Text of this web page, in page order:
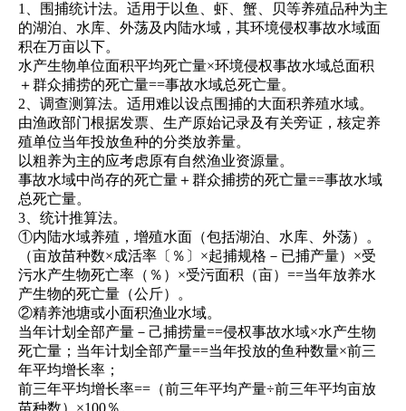
1、围捕统计法。适用于以鱼、虾、蟹、贝等养殖品种为主
的湖泊、水库、外荡及内陆水域，其环境侵权事故水域面
积在万亩以下。
水产生物单位面积平均死亡量×环境侵权事故水域总面积
＋群众捕捞的死亡量==事故水域总死亡量。
2、调查测算法。适用难以设点围捕的大面积养殖水域。
由渔政部门根据发票、生产原始记录及有关旁证，核定养
殖单位当年投放鱼种的分类放养量。
以粗养为主的应考虑原有自然渔业资源量。
事故水域中尚存的死亡量＋群众捕捞的死亡量==事故水域
总死亡量。
3、统计推算法。
①内陆水域养殖，增殖水面（包括湖泊、水库、外荡）。
（亩放苗种数×成活率〔％〕×起捕规格－已捕产量）×受
污水产生物死亡率（％）×受污面积（亩）==当年放养水
产生物的死亡量（公斤）。
②精养池塘或小面积渔业水域。
当年计划全部产量－己捕捞量==侵权事故水域×水产生物
死亡量；当年计划全部产量==当年投放的鱼种数量×前三
年平均增长率；
前三年平均增长率==（前三年平均产量÷前三年平均亩放
苗种数）×100％。